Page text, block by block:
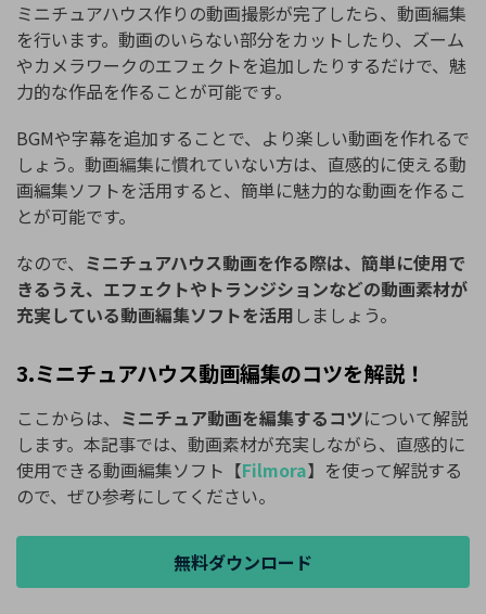
ミニチュアハウス作りの動画撮影が完了したら、動画編集
を行います。動画のいらない部分をカットしたり、ズーム
やカメラワークのエフェクトを追加したりするだけで、魅
力的な作品を作ることが可能です。
BGMや字幕を追加することで、より楽しい動画を作れるで
しょう。動画編集に慣れていない方は、直感的に使える動
画編集ソフトを活用すると、簡単に魅力的な動画を作るこ
とが可能です。
なので、 ミニチュアハウス動画を作る際は、簡単に使用で
きるうえ、エフェクトやトランジションなどの動画素材が
充実している動画編集ソフトを活用 しましょう。
3.ミニチュアハウス動画編集のコツを解説！
ここからは、 ミニチュア動画を編集するコツについて解説
します。本記事では、動画素材が充実しながら、直感的に
使用できる動画編集ソフト【Filmora】を使って解説する
ので、ぜひ参考にしてください。
無料ダウンロード